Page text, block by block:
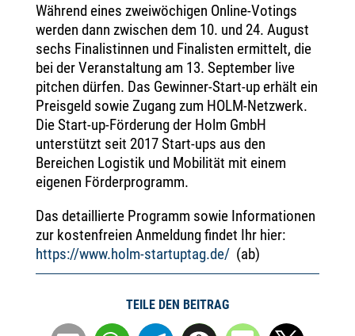
Während eines zweiwöchigen Online-Votings
werden dann zwischen dem 10. und 24. August
sechs Finalistinnen und Finalisten ermittelt, die
bei der Veranstaltung am 13. September live
pitchen dürfen. Das Gewinner-Start-up erhält ein
Preisgeld sowie Zugang zum HOLM-Netzwerk.
Die Start-up-Förderung der Holm GmbH
unterstützt seit 2017 Start-ups aus den
Bereichen Logistik und Mobilität mit einem
eigenen Förderprogramm.
Das detaillierte Programm sowie Informationen
zur kostenfreien Anmeldung findet Ihr hier:
https://www.holm-startuptag.de/(ab)
TEILE DEN BEITRAG